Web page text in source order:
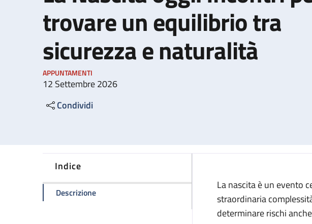
trovare un equilibrio tra
sicurezza e naturalità
APPUNTAMENTI
12 Settembre 2026
Condividi
Indice
Descrizionedella pagina La Nascita oggi. Incontri per trovare un
La nascita è un evento
straordinaria
determinare rischi